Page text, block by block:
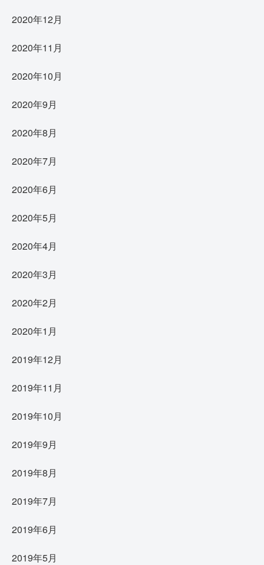
2020年12月
2020年11月
2020年10月
2020年9月
2020年8月
2020年7月
2020年6月
2020年5月
2020年4月
2020年3月
2020年2月
2020年1月
2019年12月
2019年11月
2019年10月
2019年9月
2019年8月
2019年7月
2019年6月
2019年5月